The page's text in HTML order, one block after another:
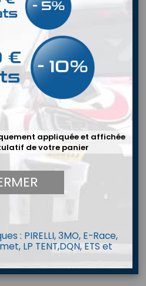
STW
appliquée et affichée
de votre panier
: PIRELLI, 3MO, E-Race,
LP TENT,DQN, ETS et